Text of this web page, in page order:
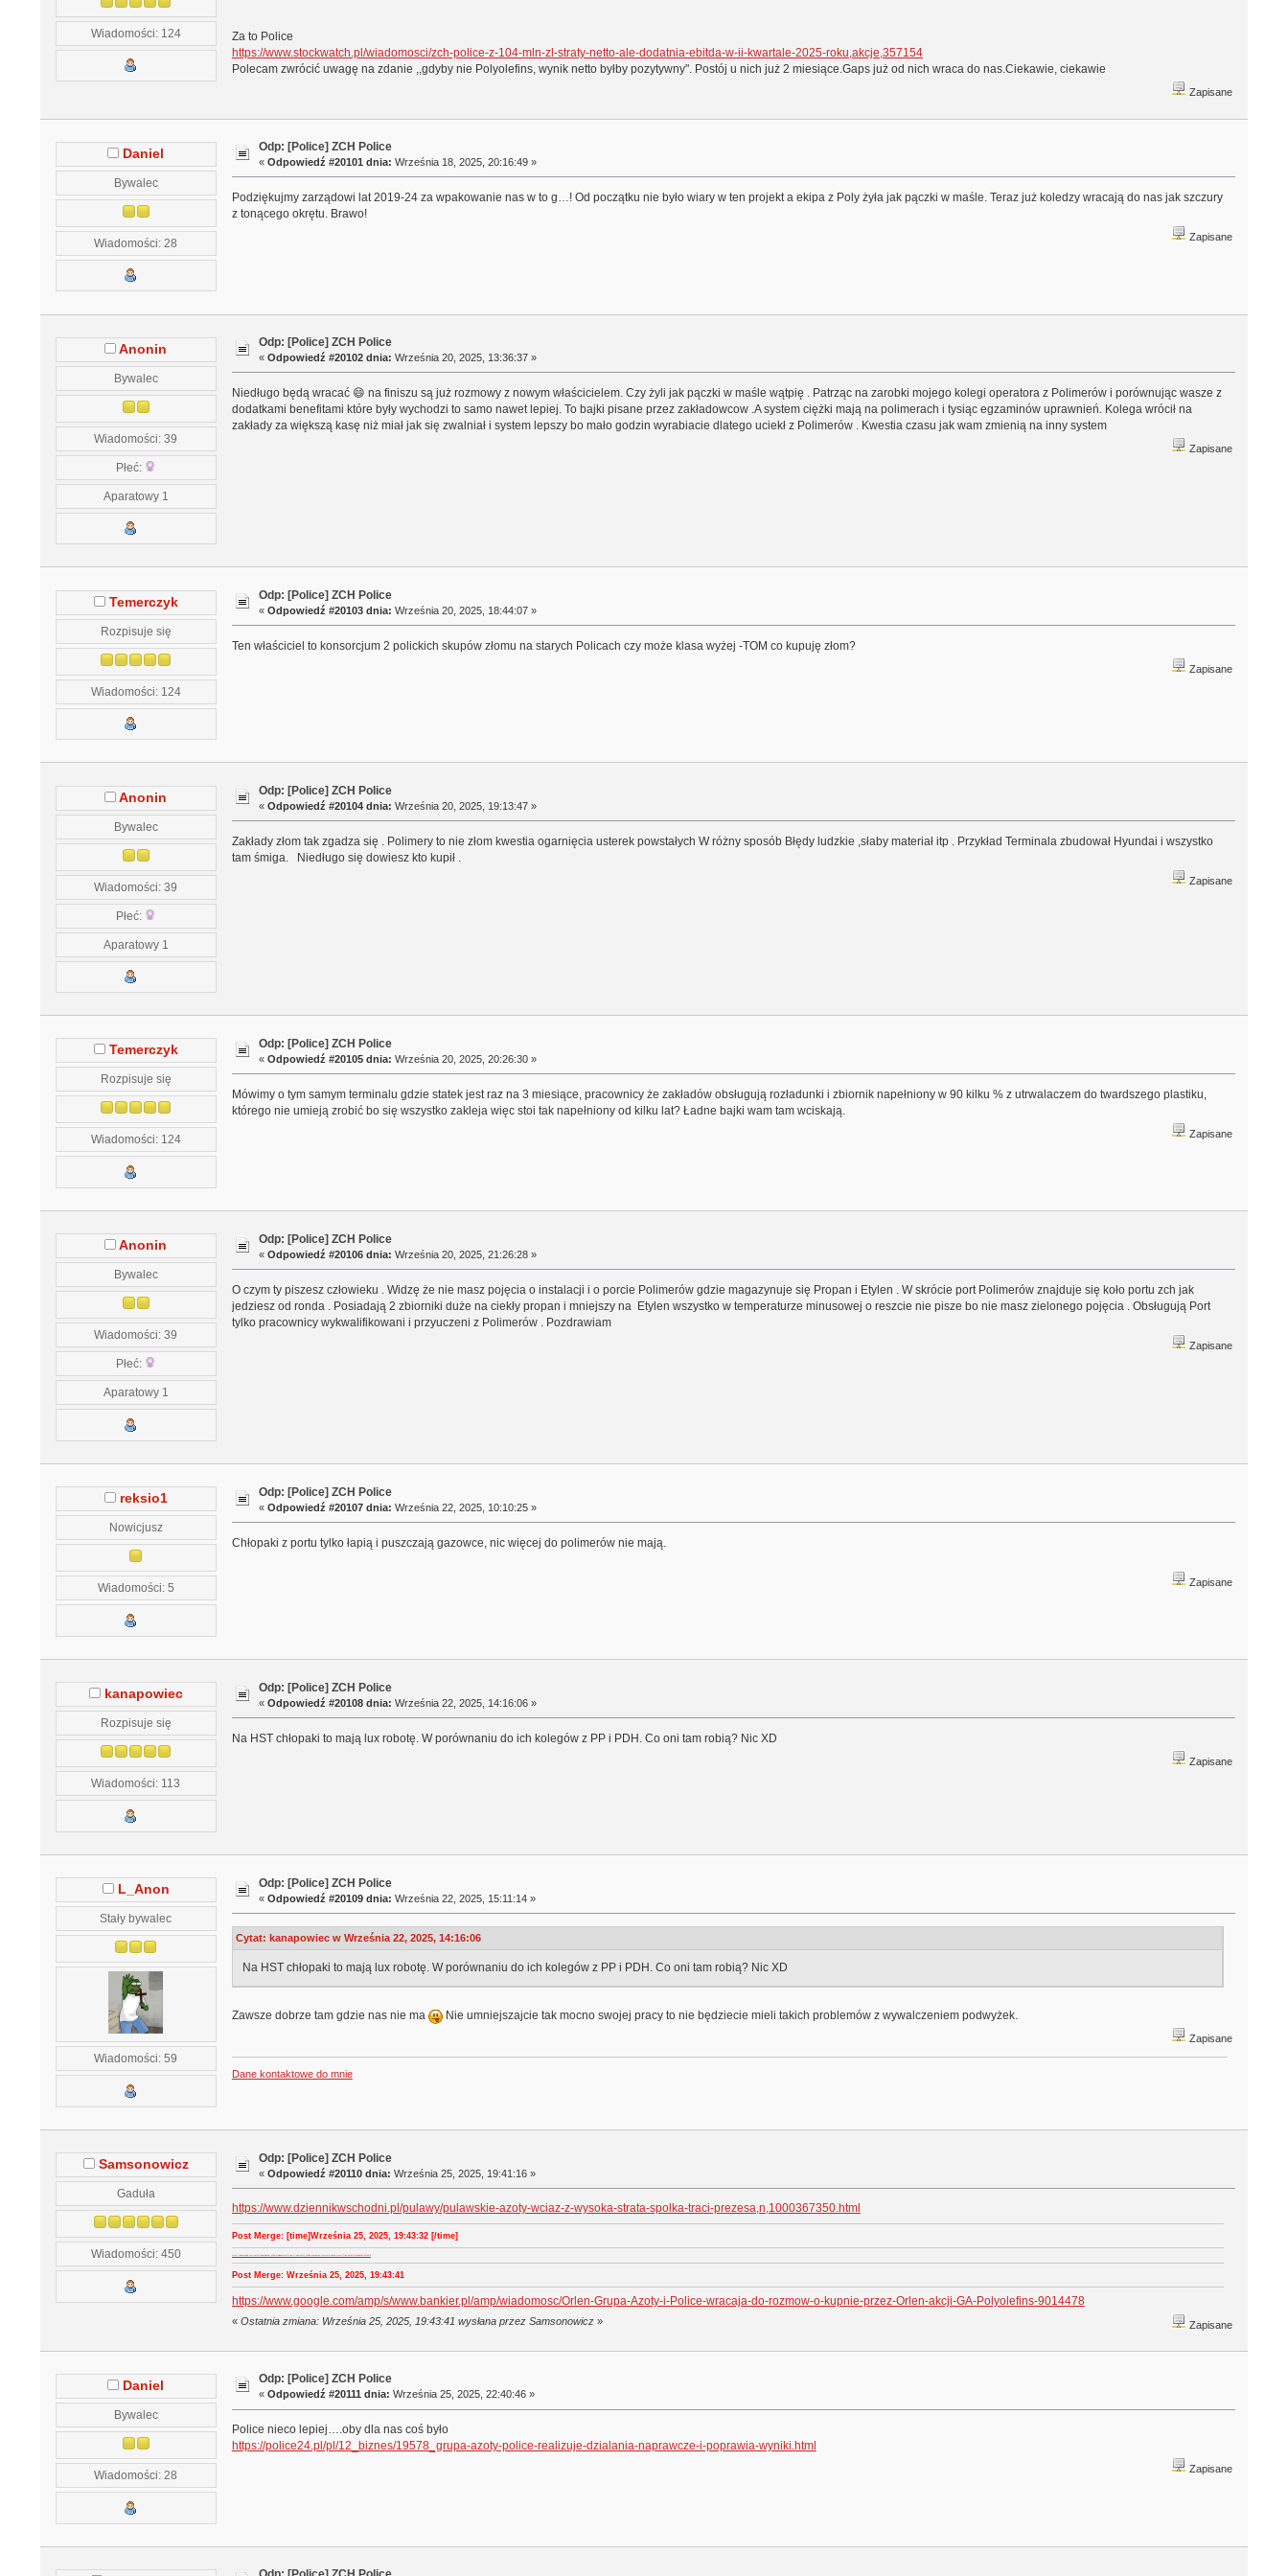
Wiadomości: 124
Za to Police
https://www.stockwatch.pl/wiadomosci/zch-police-z-104-mln-zl-straty-netto-ale-dodatnia-ebitda-w-ii-kwartale-2025-roku,akcje,357154
Polecam zwrócić uwagę na zdanie ,,gdyby nie Polyolefins, wynik netto byłby pozytywny". Postój u nich już 2 miesiące.Gaps już od nich wraca do nas.Ciekawie, ciekawie
Zapisane
Daniel
Bywalec
Wiadomości: 28
Odp: [Police] ZCH Police
«Odpowiedź #20101 dnia: Września 18, 2025, 20:16:49 »
Podziękujmy zarządowi lat 2019-24 za wpakowanie nas w to g…! Od początku nie było wiary w ten projekt a ekipa z Poly żyła jak pączki w maśle. Teraz już koledzy wracają do nas jak szczury
z tonącego okrętu. Brawo!
Zapisane
Anonin
Bywalec
Wiadomości: 39
Płeć:
Aparatowy 1
Odp: [Police] ZCH Police
«Odpowiedź #20102 dnia: Września 20, 2025, 13:36:37 »
Niedługo będą wracać 😄 na finiszu są już rozmowy z nowym właścicielem. Czy żyli jak pączki w maśle wątpię . Patrząc na zarobki mojego kolegi operatora z Polimerów i porównując wasze z
dodatkami benefitami które były wychodzi to samo nawet lepiej. To bajki pisane przez zakładowcow .A system ciężki mają na polimerach i tysiąc egzaminów uprawnień. Kolega wrócił na
zakłady za większą kasę niż miał jak się zwalniał i system lepszy bo mało godzin wyrabiacie dlatego uciekł z Polimerów . Kwestia czasu jak wam zmienią na inny system
Zapisane
Temerczyk
Rozpisuje się
Wiadomości: 124
Odp: [Police] ZCH Police
«Odpowiedź #20103 dnia: Września 20, 2025, 18:44:07 »
Ten właściciel to konsorcjum 2 polickich skupów złomu na starych Policach czy może klasa wyżej -TOM co kupuję złom?
Zapisane
Anonin
Bywalec
Wiadomości: 39
Płeć:
Aparatowy 1
Odp: [Police] ZCH Police
«Odpowiedź #20104 dnia: Września 20, 2025, 19:13:47 »
Zakłady złom tak zgadza się . Polimery to nie złom kwestia ogarnięcia usterek powstałych W różny sposób Błędy ludzkie ,słaby materiał itp . Przykład Terminala zbudował Hyundai i wszystko
tam śmiga. Niedługo się dowiesz kto kupił .
Zapisane
Temerczyk
Rozpisuje się
Wiadomości: 124
Odp: [Police] ZCH Police
«Odpowiedź #20105 dnia: Września 20, 2025, 20:26:30 »
Mówimy o tym samym terminalu gdzie statek jest raz na 3 miesiące, pracownicy że zakładów obsługują rozładunki i zbiornik napełniony w 90 kilku % z utrwalaczem do twardszego plastiku,
którego nie umieją zrobić bo się wszystko zakleja więc stoi tak napełniony od kilku lat? Ładne bajki wam tam wciskają.
Zapisane
Anonin
Bywalec
Wiadomości: 39
Płeć:
Aparatowy 1
Odp: [Police] ZCH Police
«Odpowiedź #20106 dnia: Września 20, 2025, 21:26:28 »
O czym ty piszesz człowieku . Widzę że nie masz pojęcia o instalacji i o porcie Polimerów gdzie magazynuje się Propan i Etylen . W skrócie port Polimerów znajduje się koło portu zch jak
jedziesz od ronda . Posiadają 2 zbiorniki duże na ciekły propan i mniejszy na Etylen wszystko w temperaturze minusowej o reszcie nie pisze bo nie masz zielonego pojęcia . Obsługują Port
tylko pracownicy wykwalifikowani i przyuczeni z Polimerów . Pozdrawiam
Zapisane
reksio1
Nowicjusz
Wiadomości: 5
Odp: [Police] ZCH Police
«Odpowiedź #20107 dnia: Września 22, 2025, 10:10:25 »
Chłopaki z portu tylko łapią i puszczają gazowce, nic więcej do polimerów nie mają.
Zapisane
kanapowiec
Rozpisuje się
Wiadomości: 113
Odp: [Police] ZCH Police
«Odpowiedź #20108 dnia: Września 22, 2025, 14:16:06 »
Na HST chłopaki to mają lux robotę. W porównaniu do ich kolegów z PP i PDH. Co oni tam robią? Nic XD
Zapisane
L_Anon
Stały bywalec
Wiadomości: 59
Odp: [Police] ZCH Police
«Odpowiedź #20109 dnia: Września 22, 2025, 15:11:14 »
Cytat: kanapowiec w Września 22, 2025, 14:16:06
Na HST chłopaki to mają lux robotę. W porównaniu do ich kolegów z PP i PDH. Co oni tam robią? Nic XD
Zawsze dobrze tam gdzie nas nie ma Nie umniejszajcie tak mocno swojej pracy to nie będziecie mieli takich problemów z wywalczeniem podwyżek.
Zapisane
Dane kontaktowe do mnie
Samsonowicz
Gaduła
Wiadomości: 450
Odp: [Police] ZCH Police
«Odpowiedź #20110 dnia: Września 25, 2025, 19:41:16 »
https://www.dziennikwschodni.pl/pulawy/pulawskie-azoty-wciaz-z-wysoka-strata-spolka-traci-prezesa,n,1000367350.html
Post Merge: [time]Września 25, 2025, 19:43:32 [/time]
Post Merge: Września 25, 2025, 19:43:41
https://www.google.com/amp/s/www.bankier.pl/amp/wiadomosc/Orlen-Grupa-Azoty-i-Police-wracaja-do-rozmow-o-kupnie-przez-Orlen-akcji-GA-Polyolefins-9014478
« Ostatnia zmiana: Września 25, 2025, 19:43:41 wysłana przez Samsonowicz» Zapisane
Daniel
Bywalec
Wiadomości: 28
Odp: [Police] ZCH Police
«Odpowiedź #20111 dnia: Września 25, 2025, 22:40:46 »
Police nieco lepiej….oby dla nas coś było
https://police24.pl/pl/12_biznes/19578_grupa-azoty-police-realizuje-dzialania-naprawcze-i-poprawia-wyniki.html
Zapisane